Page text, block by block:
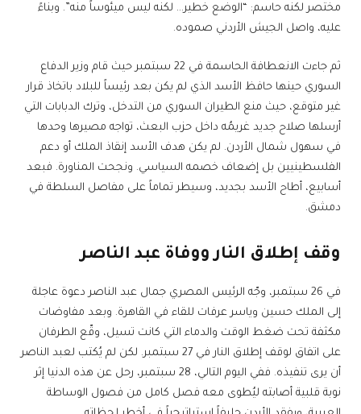
مختصر لكنه حاسم: “الوضع خطير… لكنه ليس ميئوساً منه”. وبناءً
عليه، واصل الجيش الأردني صموده.
ثم جاءت الانعطافة الحاسمة في 22 سبتمبر حيث قام وزير الدفاع
السوري حينها حافظ الأسد الذي لم يكن بعد رئيساً للبلاد باتخاذ قرار
غير متوقع، حيث منع الطيران السوري من التدخل، وترك الدبابات التي
أرسلها صلاح جديد غريمُه داخل حزب البعث، تواجه مصيرها وحدها
في سهول شمال الأردن. لم يكن هدف الأسد إنقاذ الملك أو دعم
الفلسطينيين بل إضعاف خصمه السياسي. ونجحت المناورة. فبعد
أسابيع، أطاح الأسد بجديد، وسيطر تماماً على مفاصل السلطة في
دمشق.
وقف إطلاق النار ووفاة عبد الناصر
في 26 سبتمبر، وجّه الرئيس المصري جمال عبد الناصر دعوة عاجلة
إلى الملك حسين وياسر عرفات للقاء في القاهرة. وبعد مفاوضات
مكثفة تحت ضغط الوقت والدماء التي كانت تسيل، وقّع الطرفان
على اتفاق لوقف إطلاق النار في 27 سبتمبر. لكن لم يُكتب لعبد الناصر
أن يرى تنفيذه. ففي اليوم التالي، 28 سبتمبر، رحل عن هذه الدنيا إثر
نوبة قلبية أصابته ليُطوى معه فصل كامل من فصول الوساطة